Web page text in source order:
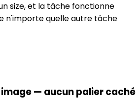
size, et la tâche fonctionne
n'importe quelle autre tâche
— aucun palier caché